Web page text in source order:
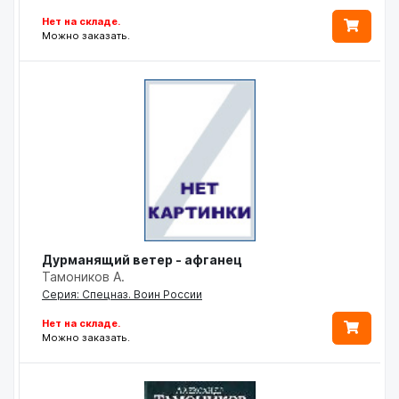
Нет на складе.
Можно заказать.
Дурманящий ветер - афганец
Тамоников А.
Серия: Спецназ. Воин России
Нет на складе.
Можно заказать.